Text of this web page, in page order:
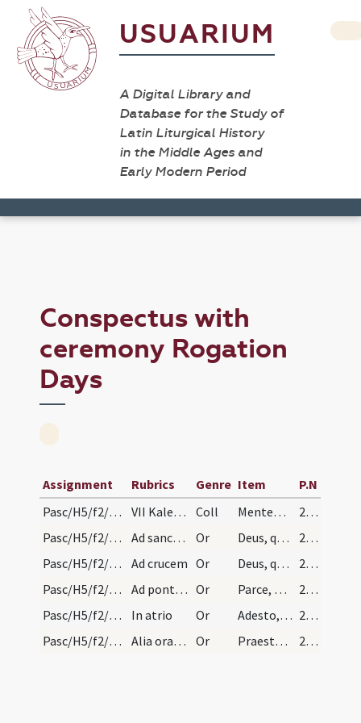
USUARIUM
A Digital Library and
Database for the Study of
Latin Liturgical History
in the Middle Ages and
Early Modern Period
Conspectus with
ceremony Rogation
Days
Assignment Rubrics Genre Item
P.N
Pasc/H5/f2/Rogationes/Rogation Days
VII Kalendas Maii id est XXV die mensis Aprilis L… Coll Mentem familiae tuae, quaesumus, Domine, intercedente beato Laurentio martyre tuo et munere conpunctionis aperi et largitate pietatis exaudi.
222
Pasc/H5/f2/Rogationes/Rogation Days/1
Ad sanctum Valentinum Or Deus, qui culpas delinquentium destricte feriendo percutis, fletus quoque lugentium non recuses, ut, qui pondus tuae animadversionis cognovimus, etiam pietatis gratiam sentiamus.
222
Pasc/H5/f2/Rogationes/Rogation Days/2
Ad crucem Or Deus, qui culpas nostras piis verberibus percutis, ut nos a nostris iniquitatibus emundes: da nobis et de verbere tuo proficere et de tua citius consolatione gaudere.
223
Pasc/H5/f2/Rogationes/Rogation Days/3
Ad pontem Olbi Or Parce, Domine, quaesumus, parce populo tuo, et nullis iam patiaris adversitatibus fatigari, quos pretioso Filii tui sanguine redemisti.
223
Pasc/H5/f2/Rogationes/Rogation Days/4
In atrio Or Adesto, Domine, supplicationibus nostris, et sperantes in tua misericordia, intercedente beato Petro apostolo tuo, caelesti protege benignus auxilio.
223
Pasc/H5/f2/Rogationes/Rogation Days/5
Alia oratio in atrio Or Praesta, quaesumus, omnipotens Deus, ut ad te toto corde clamantes, intercedente beato Petro apostolo, tuae pietatis indulgentiam consequamur. 223